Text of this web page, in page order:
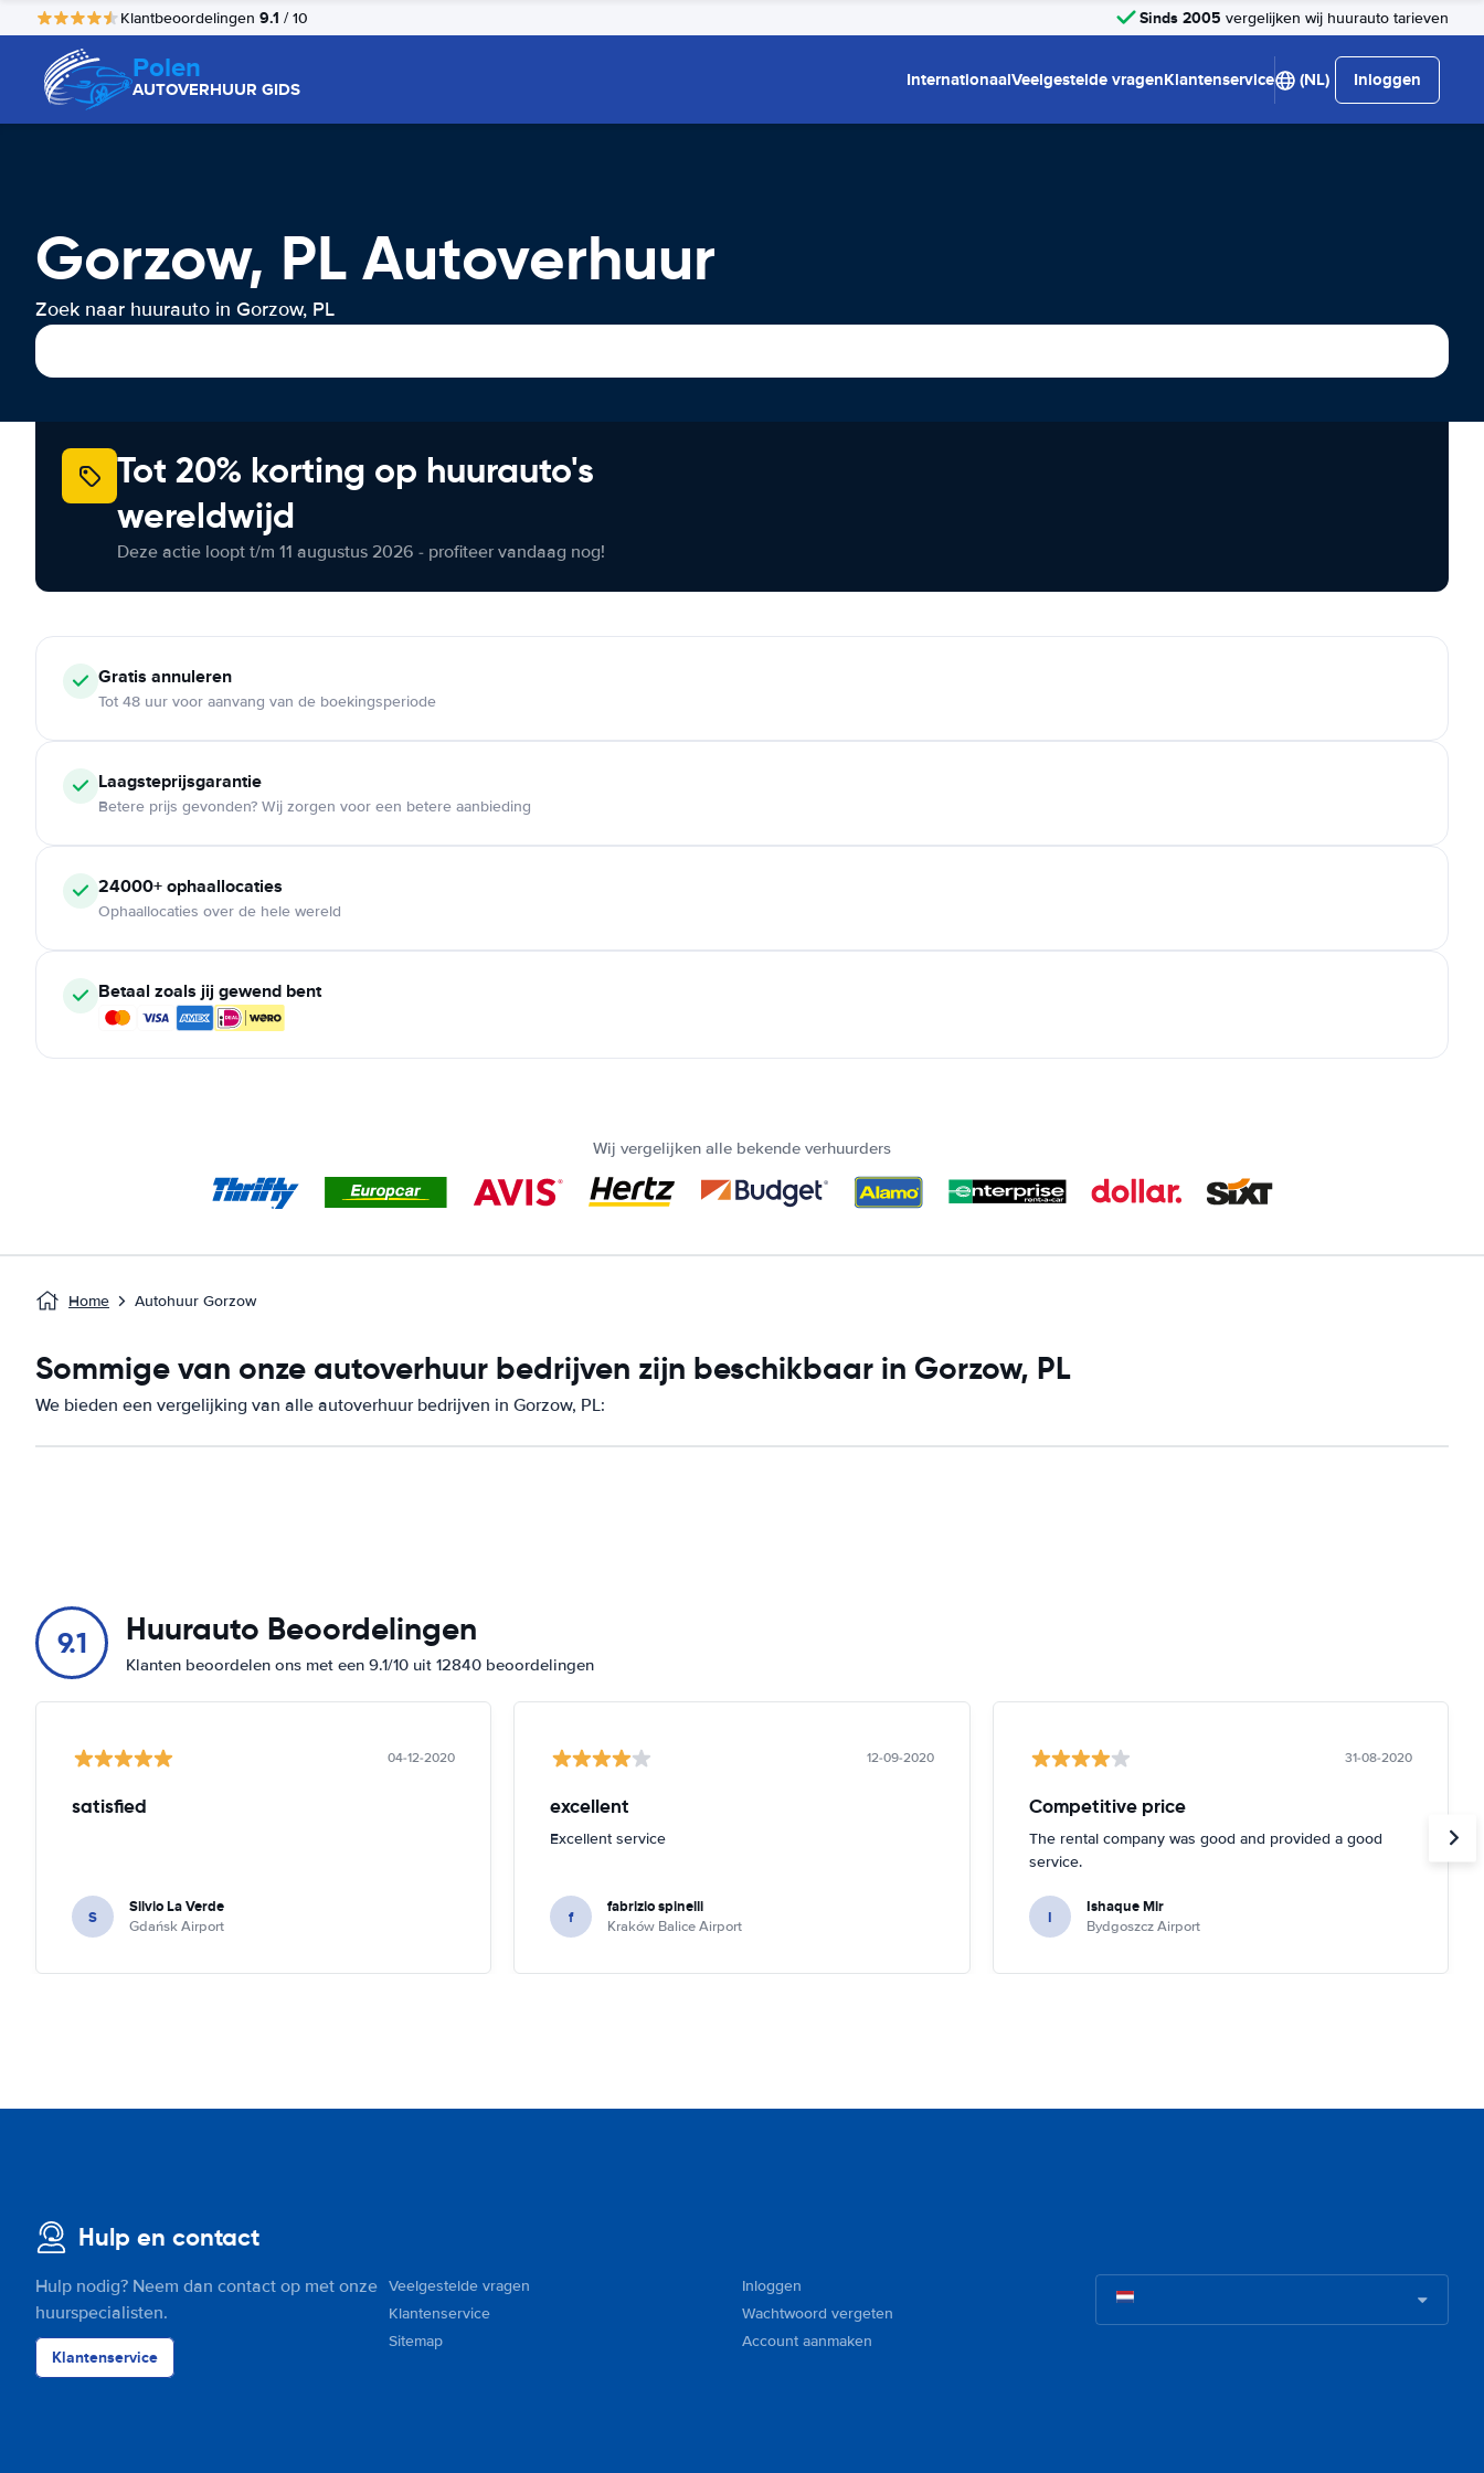
Klantbeoordelingen 9.1 / 10 Sinds 2005 vergelijken wij huurauto tarieven
Polen
AUTOVERHUUR GIDS InternationaalVeelgestelde vragenKlantenservice (NL) Inloggen
Gorzow, PL Autoverhuur
Zoek naar huurauto in Gorzow, PL
Tot 20% korting op huurauto's
wereldwijd
Deze actie loopt t/m 11 augustus 2026 - profiteer vandaag nog!
Gratis annuleren
Tot 48 uur voor aanvang van de boekingsperiode
Laagsteprijsgarantie
Betere prijs gevonden? Wij zorgen voor een betere aanbieding
24000+ ophaallocaties
Ophaallocaties over de hele wereld
Betaal zoals jij gewend bent
Wij vergelijken alle bekende verhuurders
Home Autohuur Gorzow
Sommige van onze autoverhuur bedrijven zijn beschikbaar in Gorzow, PL
We bieden een vergelijking van alle autoverhuur bedrijven in Gorzow, PL:
9.1 Huurauto Beoordelingen
Klanten beoordelen ons met een 9.1/10 uit 12840 beoordelingen
04-12-2020
satisfied
S Silvio La Verde
Gdańsk Airport
12-09-2020
excellent
Excellent service
f fabrizio spinelli
Kraków Balice Airport
31-08-2020
Competitive price
The rental company was good and provided a good
service.
I Ishaque Mir
Bydgoszcz Airport
Hulp en contact
Hulp nodig? Neem dan contact op met onze
huurspecialisten.
Klantenservice
Veelgestelde vragen
Klantenservice
Sitemap
Inloggen
Wachtwoord vergeten
Account aanmaken